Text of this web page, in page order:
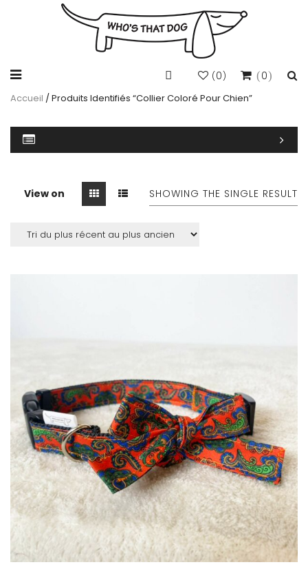
0
(0)
Accueil / Produits Identifiés “collier Coloré Pour Chien”
View on SHOWING THE SINGLE RESULT